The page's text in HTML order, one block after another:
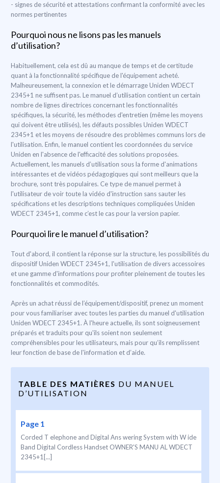
- signes de sécurité et attestations confirmant la conformité avec les
normes pertinentes
Pourquoi nous ne lisons pas les manuels
d’utilisation?
Habituellement, cela est dû au manque de temps et de certitude
quant à la fonctionnalité spécifique de l'équipement acheté.
Malheureusement, la connexion et le démarrage Uniden WDECT
2345+1 ne suffisent pas. Le manuel d’utilisation contient un certain
nombre de lignes directrices concernant les fonctionnalités
spécifiques, la sécurité, les méthodes d'entretien (même les moyens
qui doivent être utilisés), les défauts possibles Uniden WDECT
2345+1 et les moyens de résoudre des problèmes communs lors de
l'utilisation. Enfin, le manuel contient les coordonnées du service
Uniden en l'absence de l'efficacité des solutions proposées.
Actuellement, les manuels d’utilisation sous la forme d'animations
intéressantes et de vidéos pédagogiques qui sont meilleurs que la
brochure, sont très populaires. Ce type de manuel permet à
l'utilisateur de voir toute la vidéo d'instruction sans sauter les
spécifications et les descriptions techniques compliquées Uniden
WDECT 2345+1, comme c’est le cas pour la version papier.
Pourquoi lire le manuel d’utilisation?
Tout d'abord, il contient la réponse sur la structure, les possibilités du
dispositif Uniden WDECT 2345+1, l'utilisation de divers accessoires
et une gamme d'informations pour profiter pleinement de toutes les
fonctionnalités et commodités.
Après un achat réussi de l’équipement/dispositif, prenez un moment
pour vous familiariser avec toutes les parties du manuel d'utilisation
Uniden WDECT 2345+1. À l'heure actuelle, ils sont soigneusement
préparés et traduits pour qu'ils soient non seulement
compréhensibles pour les utilisateurs, mais pour qu’ils remplissent
leur fonction de base de l'information et d’aide.
TABLE DES MATIÈRES DU MANUEL
D’UTILISATION
Page 1
Corded T elephone and Digital Ans wering System with W ide
Band Digital Cordless Handset OWNER'S MANU AL WDECT
2345+1[...]